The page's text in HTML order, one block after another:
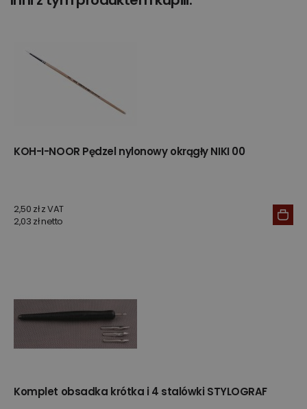
KOH-I-NOOR Pędzel nylonowy okrągły NIKI 00
2,50 zł z VAT
2,03 zł netto
Komplet obsadka krótka i 4 stalówki STYLOGRAF